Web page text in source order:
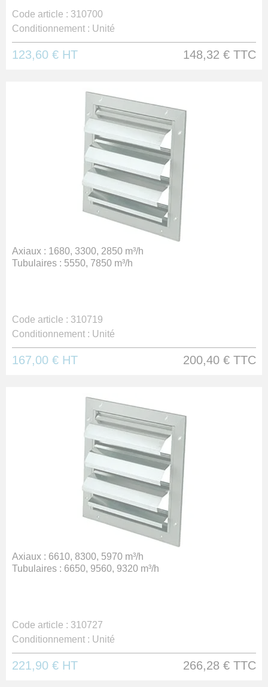
Code article : 310700
Conditionnement : Unité
123,60 € HT 148,32 € TTC
Axiaux : 1680, 3300, 2850 m³/h
Tubulaires : 5550, 7850 m³/h
Code article : 310719
Conditionnement : Unité
167,00 € HT 200,40 € TTC
Axiaux : 6610, 8300, 5970 m³/h
Tubulaires : 6650, 9560, 9320 m³/h
Code article : 310727
Conditionnement : Unité
221,90 € HT 266,28 € TTC